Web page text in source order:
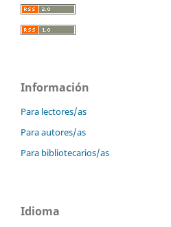
Información
Para lectores/as
Para autores/as
Para bibliotecarios/as
Idioma